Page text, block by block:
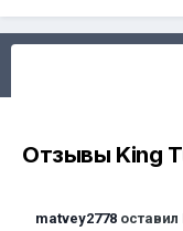
Отзывы King
matvey2778